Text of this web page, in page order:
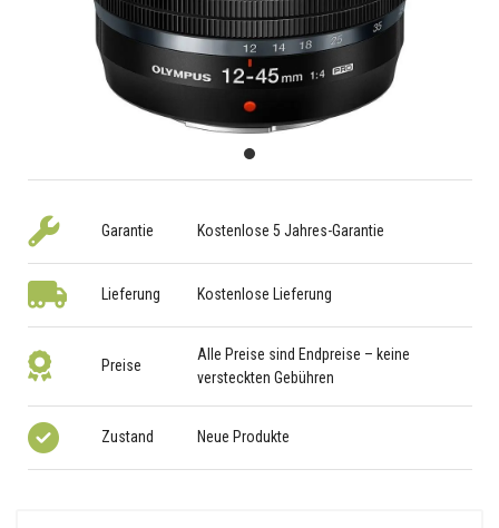
Garantie Kostenlose 5 Jahres-Garantie
Lieferung Kostenlose Lieferung
Preise
Alle Preise sind Endpreise – keine
versteckten Gebühren
Zustand Neue Produkte